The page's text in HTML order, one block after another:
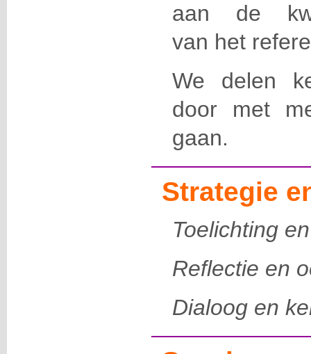
aan de
van het
We delen
door met
gaan.
Strategie
Toelichting
Reflectie en
Dialoog en